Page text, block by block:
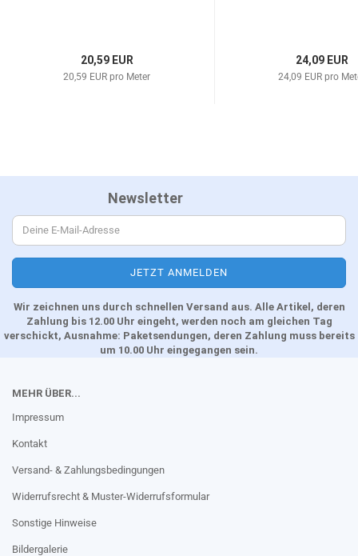
20,59 EUR
20,59 EUR pro Meter
24,09 EUR
24,09 EUR pro
Newsletter
Wir zeichnen uns durch schnellen Versand aus. Alle Artikel, deren
Zahlung bis 12.00 Uhr eingeht, werden noch am gleichen Tag
verschickt, Ausnahme: Paketsendungen, deren Zahlung muss bereits
um 10.00 Uhr eingegangen sein.
MEHR ÜBER...
Impressum
Kontakt
Versand- & Zahlungsbedingungen
Widerrufsrecht & Muster-Widerrufsformular
Sonstige Hinweise
Bildergalerie